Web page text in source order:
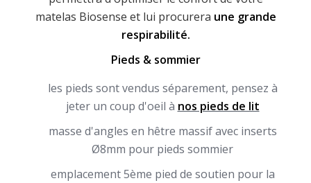
matelas Biosense et lui procurera une grande
respirabilité.
Pieds & sommier
les pieds sont vendus séparement, pensez à
jeter un coup d'oeil à nos pieds de lit
masse d'angles en hêtre massif avec inserts
Ø8mm pour pieds sommier
emplacement 5ème pied de soutien pour la